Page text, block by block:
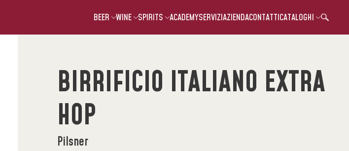
BEER WINE SPIRITS ACADEMYSERVIZIAZIENDACONTATTICATALOGHI
BIRRIFICIO ITALIANO EXTRA
HOP
Pilsner